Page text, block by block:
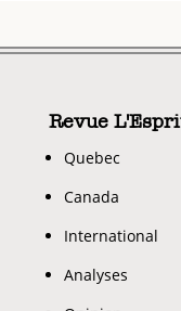
Revue
Quebec
Canada
International
Analyses